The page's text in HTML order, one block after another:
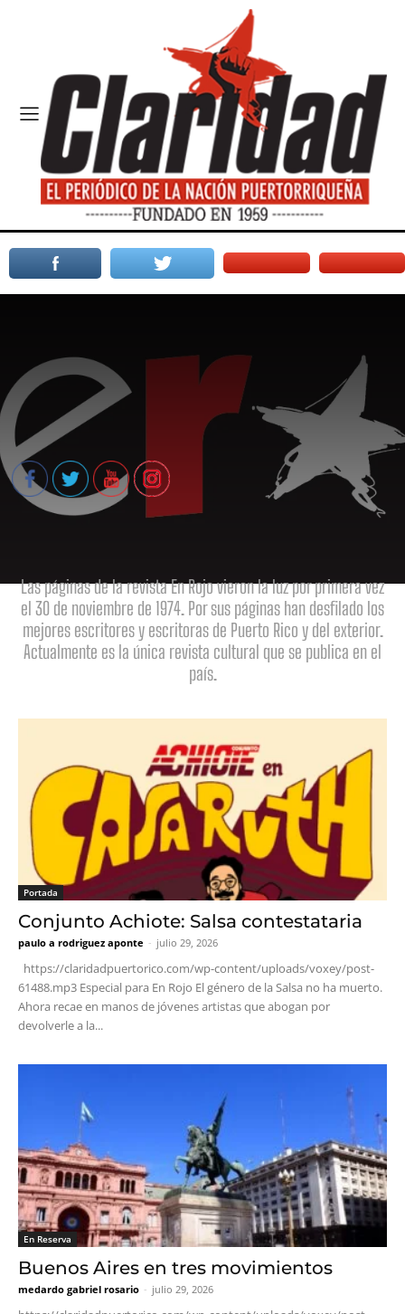
Las páginas de la revista En Rojo vieron la luz por primera vez
el 30 de noviembre de 1974. Por sus páginas han desfilado los
mejores escritores y escritoras de Puerto Rico y del exterior.
Actualmente es la única revista cultural que se publica en el
país.
Portada
Conjunto Achiote: Salsa contestataria
paulo a rodriguez aponte - julio 29, 2026
https://claridadpuertorico.com/wp-content/uploads/voxey/post-
61488.mp3 Especial para En Rojo El género de la Salsa no ha muerto.
Ahora recae en manos de jóvenes artistas que abogan por
devolverle a la...
En Reserva
Buenos Aires en tres movimientos
medardo gabriel rosario - julio 29, 2026